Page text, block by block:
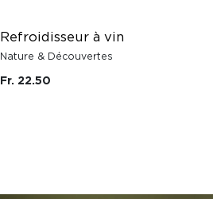
Refroidisseur à vin
Nature & Découvertes
Fr. 22.50